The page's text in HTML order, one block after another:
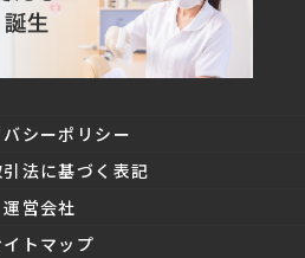
シーポリシー
法に基づく表記
運営会社
トマップ